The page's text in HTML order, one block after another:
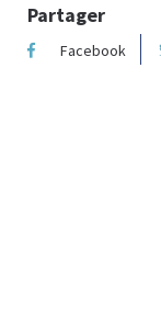
Partager
Facebook